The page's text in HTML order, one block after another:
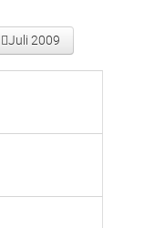
Juli 2009